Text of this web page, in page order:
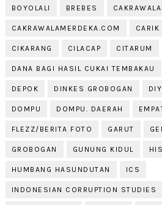
BOYOLALI BREBES
CAKRAWALAMERDEKA.COM CARIK
CIKARANG CILACAP CITARUM
DANA BAGI HASIL CUKAI TEMBAKAU
DEPOK DINKES GROBOGAN DIY
DOMPU DOMPU. DAERAH
FLEZZ/BERITA FOTO GARUT
GROBOGAN GUNUNG KIDUL
HUMBANG HASUNDUTAN ICS
INDONESIAN CORRUPTION STUDIES